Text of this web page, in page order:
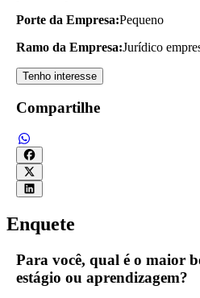
Porte da Empresa:Pequeno
Ramo da Empresa:Jurídico
Tenho interesse
Compartilhe
Enquete
Para você, qual é o maior
estágio ou aprendizagem?